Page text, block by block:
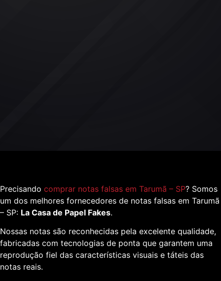
Precisando comprar notas falsas em Tarumã – SP? Somos
um dos melhores fornecedores de notas falsas em Tarumã
– SP: La Casa de Papel Fakes.
Nossas notas são reconhecidas pela excelente qualidade,
fabricadas com tecnologias de ponta que garantem uma
reprodução fiel das características visuais e táteis das
notas reais.